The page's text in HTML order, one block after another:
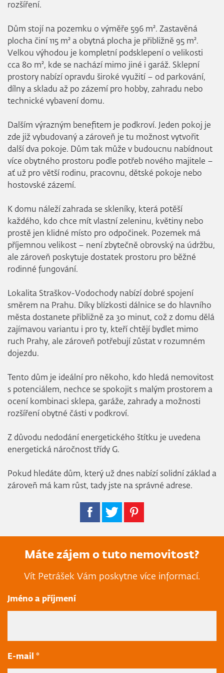
rozšíření.
Dům stojí na pozemku o výměře 596 m². Zastavěná
plocha činí 115 m² a obytná plocha je přibližně 95 m².
Velkou výhodou je kompletní podsklepení o velikosti
cca 80 m², kde se nachází mimo jiné i garáž. Sklepní
prostory nabízí opravdu široké využití – od parkování,
dílny a skladu až po zázemí pro hobby, zahradu nebo
technické vybavení domu.
Dalším výrazným benefitem je podkroví. Jeden pokoj je
zde již vybudovaný a zároveň je tu možnost vytvořit
další dva pokoje. Dům tak může v budoucnu nabídnout
více obytného prostoru podle potřeb nového majitele –
ať už pro větší rodinu, pracovnu, dětské pokoje nebo
hostovské zázemí.
K domu náleží zahrada se skleníky, která potěší
každého, kdo chce mít vlastní zeleninu, květiny nebo
prostě jen klidné místo pro odpočinek. Pozemek má
příjemnou velikost – není zbytečně obrovský na údržbu,
ale zároveň poskytuje dostatek prostoru pro běžné
rodinné fungování.
Lokalita Straškov-Vodochody nabízí dobré spojení
směrem na Prahu. Díky blízkosti dálnice se do hlavního
města dostanete přibližně za 30 minut, což z domu dělá
zajímavou variantu i pro ty, kteří chtějí bydlet mimo
ruch Prahy, ale zároveň potřebují zůstat v rozumném
dojezdu.
Tento dům je ideální pro někoho, kdo hledá nemovitost
s potenciálem, nechce se spokojit s malým prostorem a
ocení kombinaci sklepa, garáže, zahrady a možnosti
rozšíření obytné části v podkroví.
Z důvodu nedodání energetického štítku je uvedena
energetická náročnost třídy G.
Pokud hledáte dům, který už dnes nabízí solidní základ a
zároveň má kam růst, tady jste na správné adrese.
Máte zájem o tuto nemovitost?
Vít Petrášek Vám poskytne více informací.
Jméno a příjmení
E-mail *